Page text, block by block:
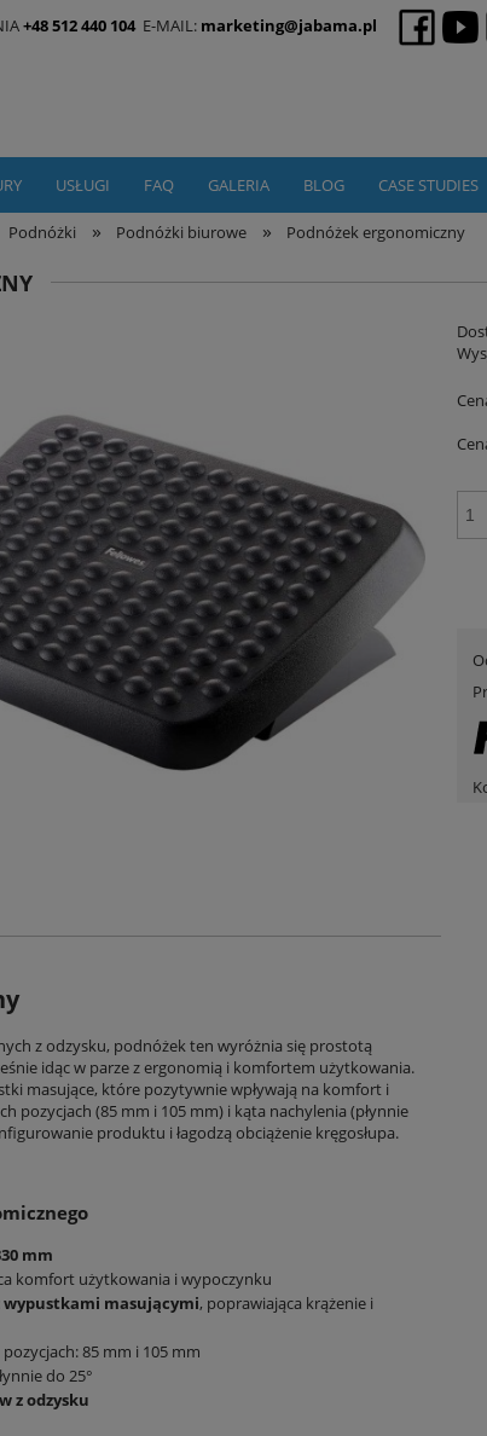
+48 512 440 104 E-MAIL: marketing@jabama.pl
USŁUGI FAQ GALERIA BLOG CASE STUDIES
Podnóżki » Podnóżki biurowe » Podnóżek ergonomiczny
z odzysku, podnóżek ten wyróżnia się prostotą
idąc w parze z ergonomią i komfortem użytkowania.
masujące, które pozytywnie wpływają na komfort i
pozycjach (85 mm i 105 mm) i kąta nachylenia (płynnie
produktu i łagodzą obciążenie kręgosłupa.
mm
komfort użytkowania i wypoczynku
wypustkami masującymi, poprawiająca krążenie i
85 mm i 105 mm
do 25°
z odzysku